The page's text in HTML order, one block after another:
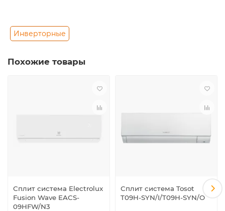
Инверторные
Похожие товары
Сплит система Electrolux
Fusion Wave EACS-
09HFW/N3
Сплит система Tosot
T09H-SYN/I/T09H-SYN/O